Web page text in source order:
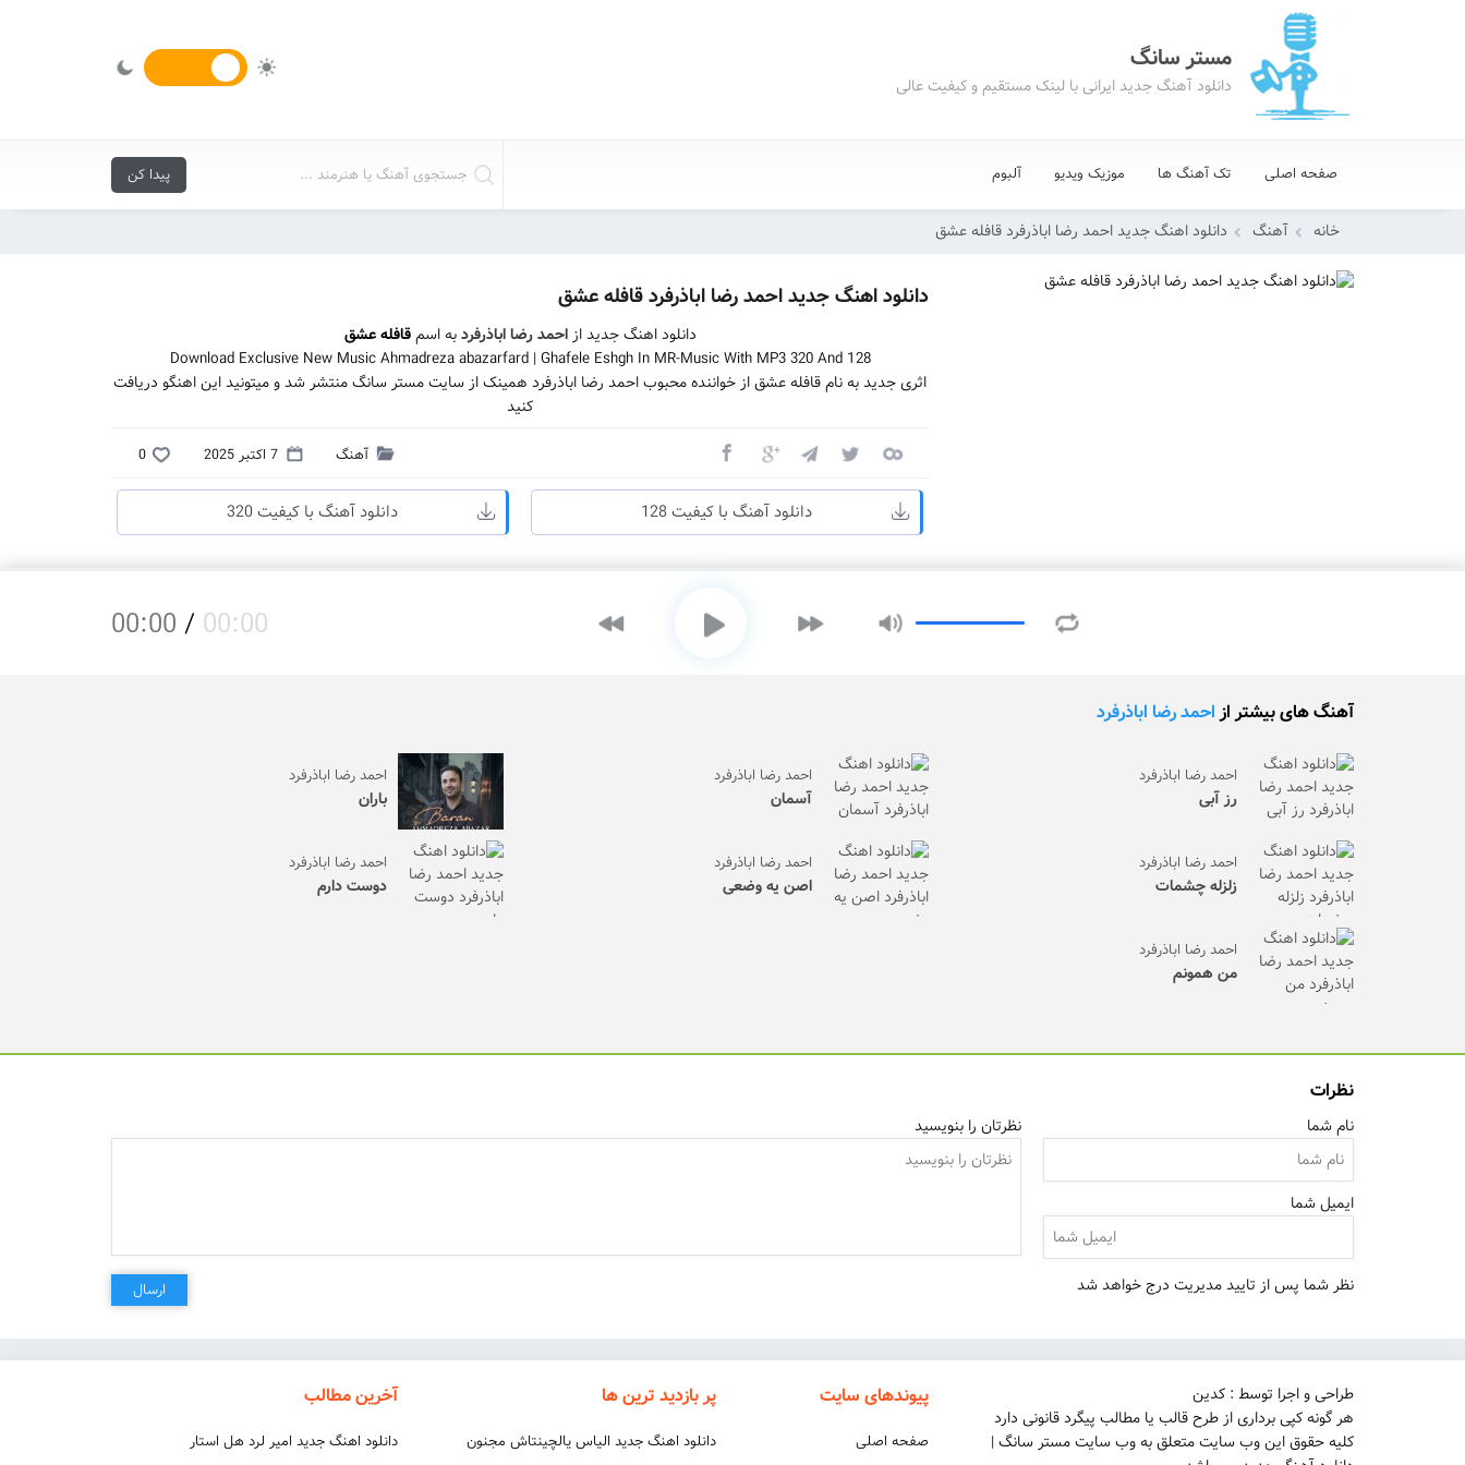
مستر سانگ
دانلود آهنگ جدید ایرانی با لینک مستقیم و کیفیت عالی
صفحه اصلی تک آهنگ ها موزیک ویدیو آلبوم
خانه آهنگ دانلود اهنگ جدید احمد رضا اباذرفرد قافله عشق
دانلود اهنگ جدید احمد رضا اباذرفرد قافله عشق
دانلود اهنگ جدید ازاحمد رضا اباذرفردبه اسمقافله عشق
Download Exclusive New Music Ahmadreza abazarfard | Ghafele Eshgh In MR-Music With MP3 320 And 128
اثری جدید به نام قافله عشق از خواننده محبوب احمد رضا اباذرفرد همینک از سایت مستر سانگ منتشر شد و میتونید این اهنگو دریافت
کنید
آهنگ 7 اکتبر 2025 0
دانلود آهنگ با کیفیت 128 دانلود آهنگ با کیفیت 320
00:00 / 00:00
آهنگ های بیشتر ازاحمد رضا اباذرفرد
احمد رضا اباذرفرد
رز آبی
احمد رضا اباذرفرد
آسمان
احمد رضا اباذرفرد
باران
احمد رضا اباذرفرد
زلزله چشمات
احمد رضا اباذرفرد
اصن یه وضعی
احمد رضا اباذرفرد
دوست دارم
احمد رضا اباذرفرد
من همونم
نظرات
نام شما
ایمیل شما
نظرتان را بنویسید
نظر شما پس از تایید مدیریت درج خواهد شد ارسال
طراحی و اجرا توسط : کدین
هر گونه کپی برداری از طرح قالب یا مطالب پیگرد قانونی دارد
کلیه حقوق این وب سایت متعلق به وب سایت مستر سانگ |
پیوندهای سایت
صفحه اصلی
پر بازدید ترین ها
دانلود اهنگ جدید الیاس یالچینتاش مجنون
آخرین مطالب
دانلود اهنگ جدید امیر لرد هل استار